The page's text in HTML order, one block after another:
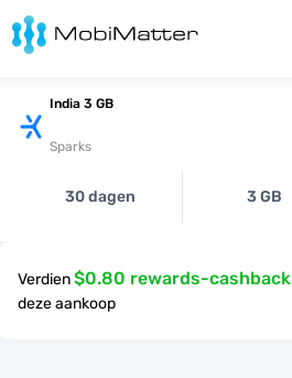
India 3 GB
Sparks
30 dagen 3 GB
Verdien$0.80 rewards-cashback
deze aankoop